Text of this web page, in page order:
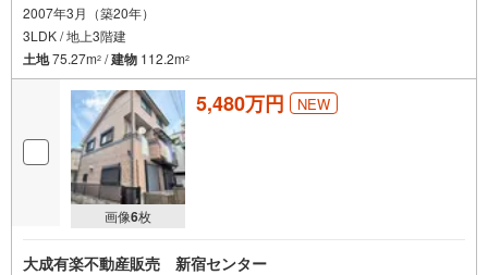
2007年3月（築20年）
3LDK / 地上3階建
土地75.27m2 /建物 112.2m2
画像6枚
5,480万円 NEW
大成有楽不動産販売 新宿センター